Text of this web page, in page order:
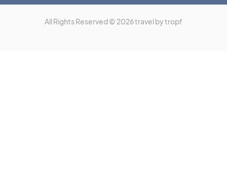
All Rights Reserved © 2026 travel by tropf